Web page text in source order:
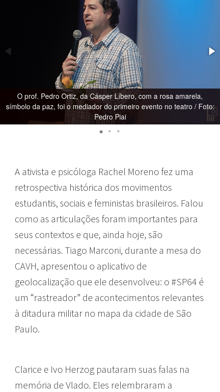
O prof. Pedro Ortiz, da Cásper Líbero, com a rosa amarela,
símbolo da paz, foi o mediador do primeiro evento no teatro / Foto:
Pedro Piai
A ativista e psicóloga Rachel Moreno fez uma
retrospectiva histórica dos movimentos
estudantis, sociais e feministas brasileiros. Falou
como as articulações foram importantes para
seus contextos e que, ainda hoje, são
necessárias. Tiago Marconi, durante a mesa do
CAVH, apresentou o aplicativo de
geolocalização que ele desenvolveu: o #SP64 é
um “rastreador” de acontecimentos relevantes
à ditadura militar no mapa da cidade de São
Paulo.
Clarice e Ivo Herzog pautaram suas falas na
memória de Vlado. Eles relembraram a